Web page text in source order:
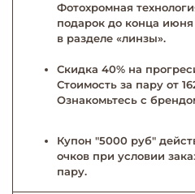
Фотохромная
подарок до конца
в разделе «линзы».
Скидка 40% на
Стоимость за пару от
Ознакомьтесь с
Купон "5000 руб"
очков при условии
пару.